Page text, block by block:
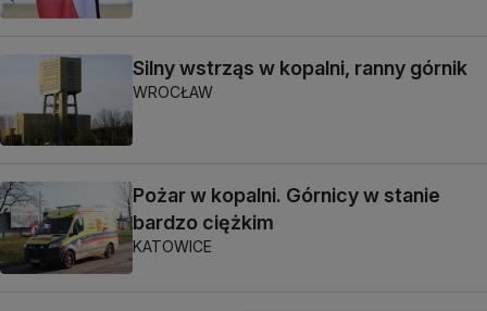
Silny wstrząs w kopalni, ranny górnik
WROCŁAW
Pożar w kopalni. Górnicy w stanie
bardzo ciężkim
KATOWICE